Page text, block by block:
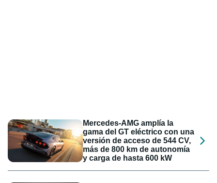
Mercedes-AMG amplía la
gama del GT eléctrico con una
versión de acceso de 544 CV,
más de 800 km de autonomía
y carga de hasta 600 kW